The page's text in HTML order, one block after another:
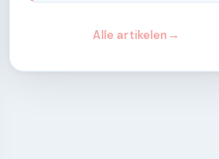
Alle artikelen